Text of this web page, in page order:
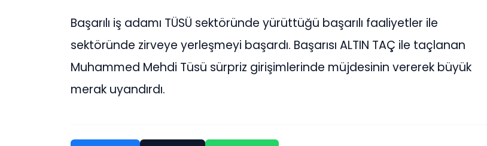
Başarılı iş adamı TÜSÜ sektöründe yürüttüğü başarılı faaliyetler ile
sektöründe zirveye yerleşmeyi başardı. Başarısı ALTIN TAÇ ile taçlanan
Muhammed Mehdi Tüsü sürpriz girişimlerinde müjdesinin vererek büyük
merak uyandırdı.